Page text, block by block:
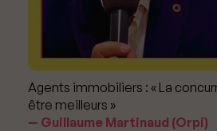
Agents immobiliers : « La
être meilleurs »
Guillaume Martinaud (Orpi)